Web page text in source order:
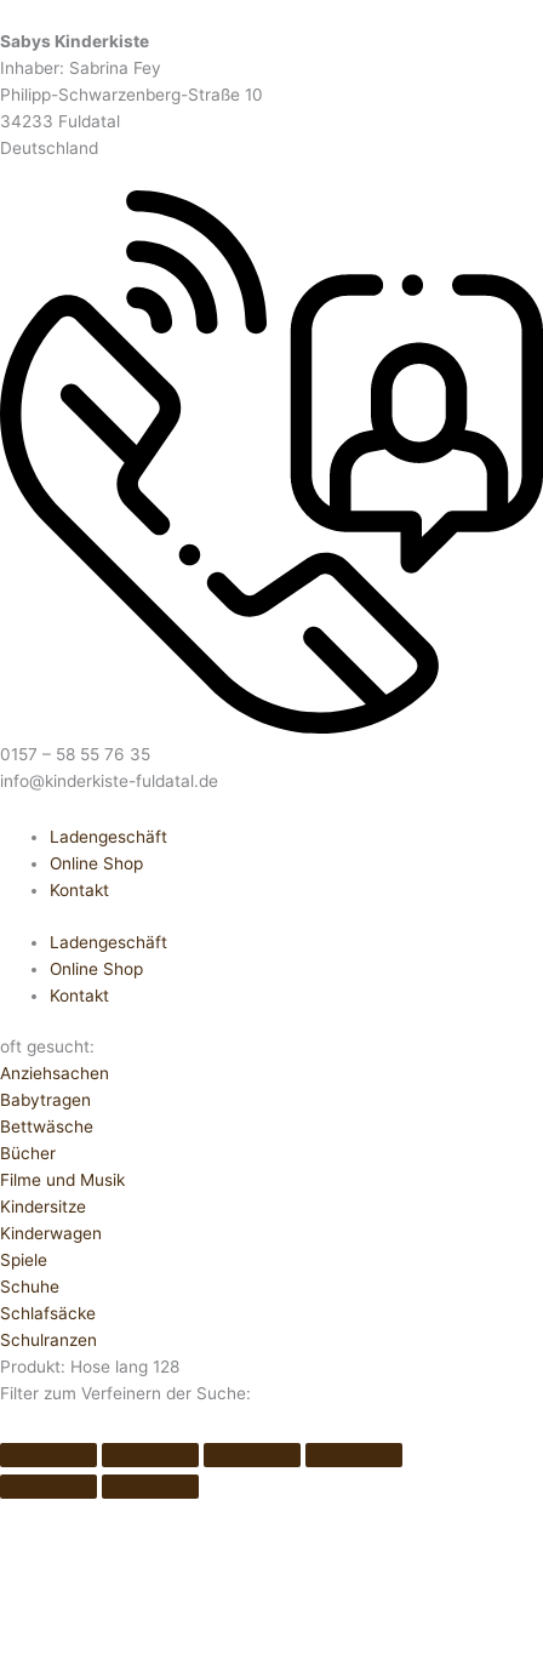
Sabys Kinderkiste
Inhaber: Sabrina Fey
Philipp-Schwarzenberg-Straße 10
34233 Fuldatal
Deutschland
0157 – 58 55 76 35
info@kinderkiste-fuldatal.de
Ladengeschäft
Online Shop
Kontakt
Ladengeschäft
Online Shop
Kontakt
oft gesucht:
Anziehsachen
Babytragen
Bettwäsche
Bücher
Filme und Musik
Kindersitze
Kinderwagen
Spiele
Schuhe
Schlafsäcke
Schulranzen
Produkt: Hose lang 128
Filter zum Verfeinern der Suche: